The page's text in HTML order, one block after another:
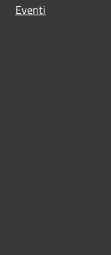
Eventi